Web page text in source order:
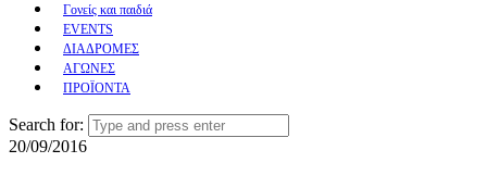
Γονείς και παιδιά
EVENTS
ΔΙΑΔΡΟΜΕΣ
ΑΓΩΝΕΣ
ΠΡΟΪΟΝΤΑ
Search for:
20/09/2016